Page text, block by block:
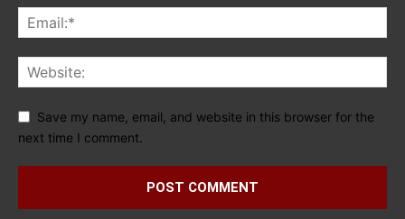
Save my name, email, and website in this browser for the
next time I comment.